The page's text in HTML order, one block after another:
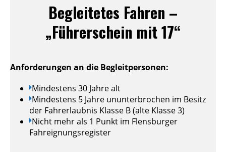
Begleitetes Fahren –
„Führerschein mit 17“
Anforderungen an die Begleitpersonen:
Mindestens 30 Jahre alt
Mindestens 5 Jahre ununterbrochen im Besitz
der Fahrerlaubnis Klasse B (alte Klasse 3)
Nicht mehr als 1 Punkt im Flensburger
Fahreignungsregister